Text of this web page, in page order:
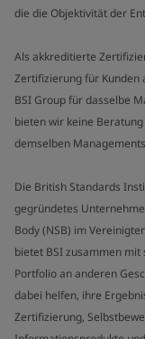
die die Objektivität der
Als akkreditierte
Zertifizierung für Kunden
BSI Group für dasselbe
bieten wir keine
demselben
Die British Standards
gegründetes
Body (NSB) im
bietet BSI zusammen
Portfolio an anderen
dabei helfen, ihre
Zertifizierung,